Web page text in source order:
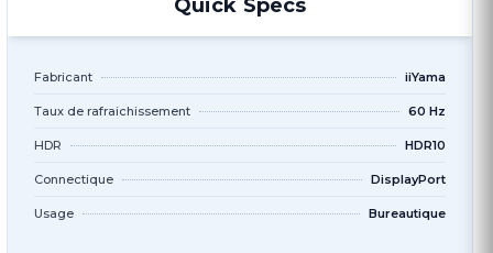
Quick Specs
Fabricant iiYama
Taux de rafraichissement 60 Hz
HDR HDR10
Connectique DisplayPort
Usage Bureautique